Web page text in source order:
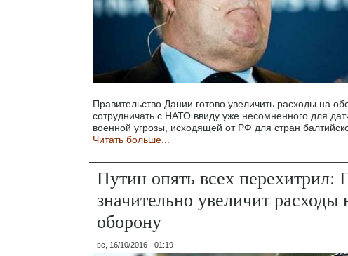
Правительство Дании готово увеличить расходы на
сотрудничать с НАТО ввиду уже несомненного для
военной угрозы, исходящей от РФ для стран
Читать больше...
Путин опять всех перехитрил:
значительно увеличит расходы
оборону
вс, 16/10/2016 - 01:19